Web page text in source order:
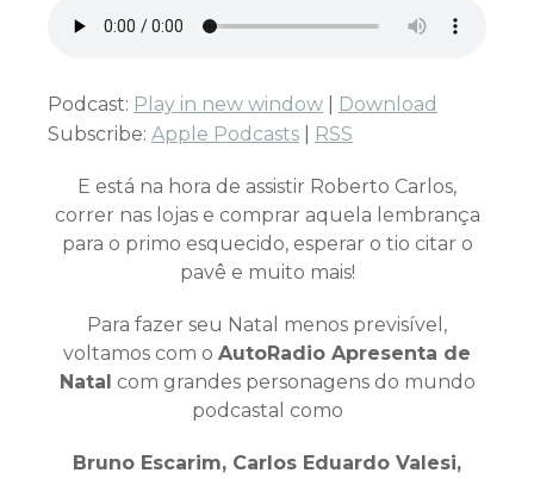
Podcast: Play in new window
Download
Subscribe: Apple Podcasts RSS
E está na hora de assistir Roberto Carlos,
correr nas lojas e comprar aquela lembrança
para o primo esquecido, esperar o tio citar o
pavê e muito mais!
Para fazer seu Natal menos previsível,
voltamos com o AutoRadio Apresenta de
Natal com grandes personagens do mundo
podcastal como
Bruno Escarim, Carlos Eduardo Valesi,